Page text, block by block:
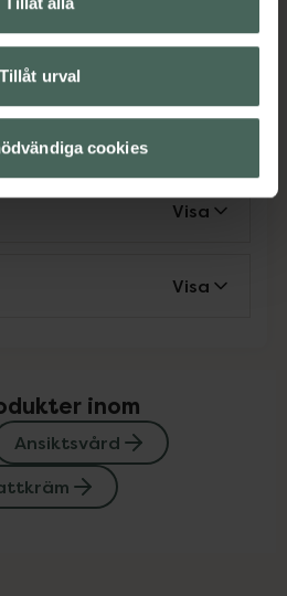
Tillåt urval
cookies
Hudvård
Visa
Visa
inom
Ansiktsvård